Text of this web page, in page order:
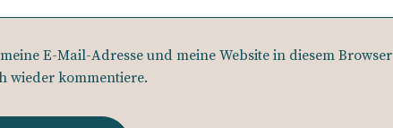
E-Mail-Adresse und meine Website in diesem Browser
wieder kommentiere.